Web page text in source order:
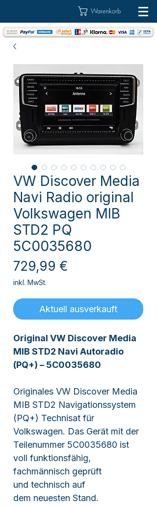
Warenkorb
VW Discover Media
Navi Radio original
Volkswagen MIB
STD2 PQ
5C0035680
729,99 €
inkl. MwSt.
Aktuell ausverkauft
Original VW Discover Media
MIB STD2 Navi Autoradio
(PQ+) – 5C0035680
Originales VW Discover Media
MIB STD2 Navigationssystem
(PQ+) Technisat für
Volkswagen. Das Gerät mit der
Teilenummer 5C0035680 ist
voll funktionsfähig,
fachmännisch geprüft
und technisch auf
dem neuesten Stand.